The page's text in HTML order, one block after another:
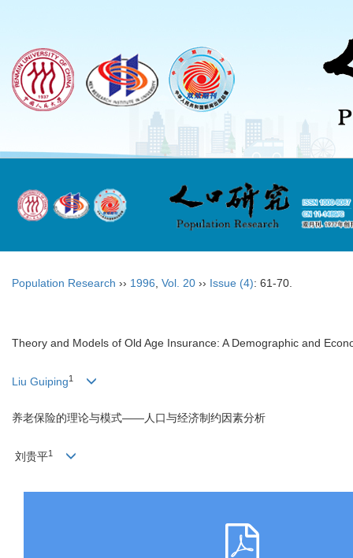
Population Research ›› 1996 Vol. 20 ›› Issue (4): 61-70.
Theory and Models of Old Age Insurance: A Demographic and
Liu Guiping1
养老保险的理论与模式——人口与经济制约因素分析
刘贵平1